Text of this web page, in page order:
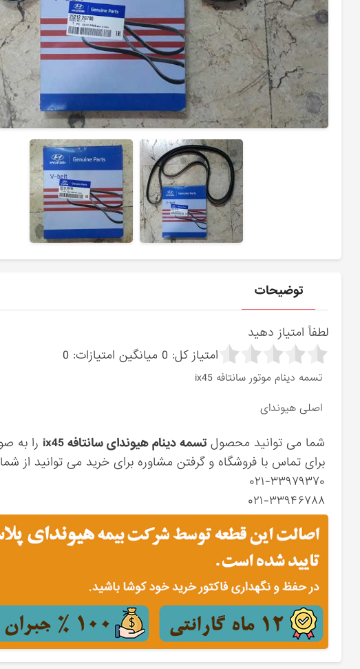
توضیحات
لطفاً امتیاز دهید
امتیاز کل: 0 میانگین امتیازات: 0
تسمه دینام موتور سانتافه ix45
اصلی هیوندای
شما می توانید محصولتسمه دینام هیوندای سانتافه ix45
را به
برای تماس با فروشگاه و گرفتن مشاوره برای خرید می توانید از
۰۲۱-۳۳۹۷۹۳۷۰
۰۲۱-۳۳۹۴۶۷۸۸